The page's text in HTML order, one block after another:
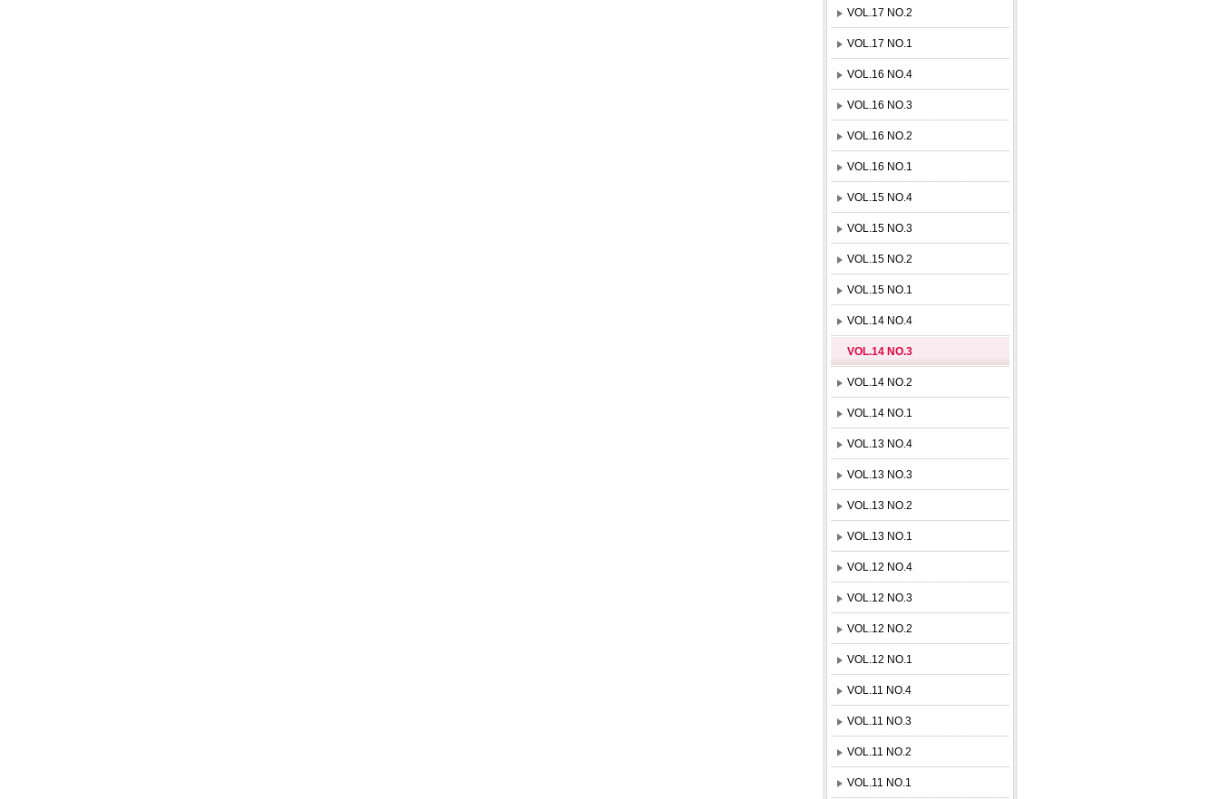
VOL.17 NO.2
VOL.17 NO.1
VOL.16 NO.4
VOL.16 NO.3
VOL.16 NO.2
VOL.16 NO.1
VOL.15 NO.4
VOL.15 NO.3
VOL.15 NO.2
VOL.15 NO.1
VOL.14 NO.4
VOL.14 NO.3
VOL.14 NO.2
VOL.14 NO.1
VOL.13 NO.4
VOL.13 NO.3
VOL.13 NO.2
VOL.13 NO.1
VOL.12 NO.4
VOL.12 NO.3
VOL.12 NO.2
VOL.12 NO.1
VOL.11 NO.4
VOL.11 NO.3
VOL.11 NO.2
VOL.11 NO.1